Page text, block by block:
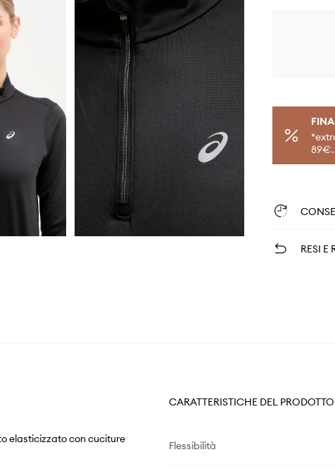
89€.
RESI E
elasticizzato con cuciture
CARATTERISTICHE DEL PRODOTTO
Flessibilità